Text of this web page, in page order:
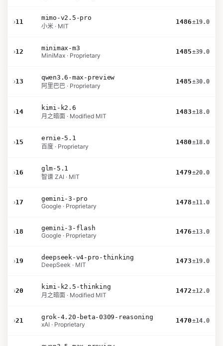
›11
mimo-v2.5-pro
小米 · MIT
1486±19.0
›12
minimax-m3
MiniMax · Proprietary
1485±39.0
›13
qwen3.6-max-preview
阿里巴巴 · Proprietary
1485±30.0
›14
kimi-k2.6
月之暗面 · Modified MIT
1483±18.0
›15
ernie-5.1
百度 · Proprietary
1480±18.0
›16
glm-5.1
智谱 ZAI · MIT
1479±20.0
›17
gemini-3-pro
Google · Proprietary
1478±11.0
›18
gemini-3-flash
Google · Proprietary
1476±13.0
›19
deepseek-v4-pro-thinking
DeepSeek · MIT
1473±19.0
›20
kimi-k2.5-thinking
月之暗面 · Modified MIT
1472±12.0
›21
grok-4.20-beta-0309-reasoning
xAI · Proprietary
1470±14.0